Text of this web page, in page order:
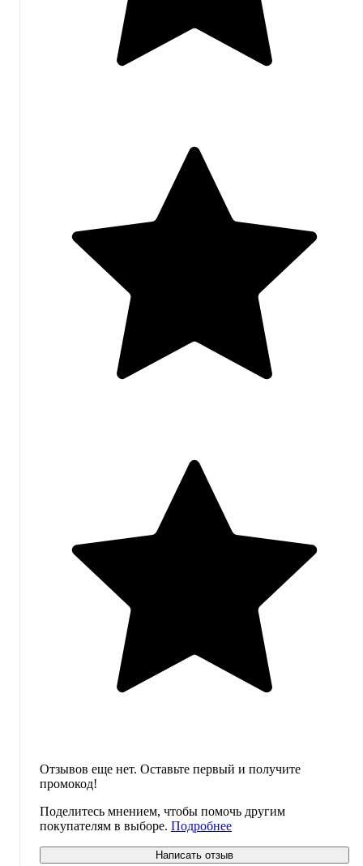
Отзывов еще нет. Оставьте первый и получите
промокод!
Поделитесь мнением, чтобы помочь другим
покупателям в выборе. Подробнее
Написать отзыв